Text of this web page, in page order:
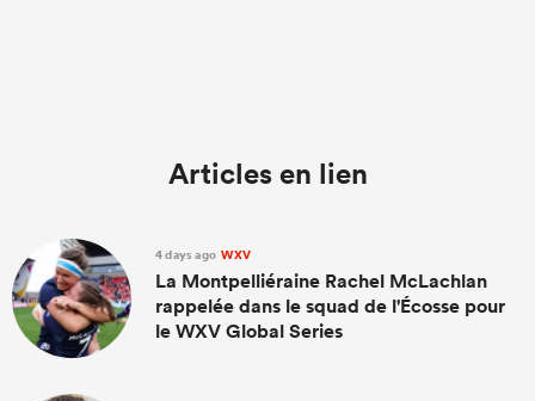
Articles en lien
4 days ago WXV
La Montpelliéraine Rachel McLachlan
rappelée dans le squad de l'Écosse pour
le WXV Global Series